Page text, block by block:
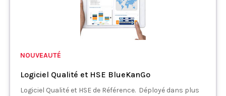
NOUVEAUTÉ
Logiciel Qualité et HSE BlueKanGo
Logiciel Qualité et HSE de Référence. Déployé dans plus